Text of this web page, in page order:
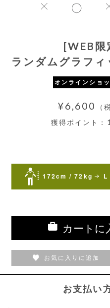
[WEB限
ランダムグラフ
オンラインショ
¥6,600
（
獲得ポイント：
172cm / 72kg L
カートに
お気に入りに追加
お支払い